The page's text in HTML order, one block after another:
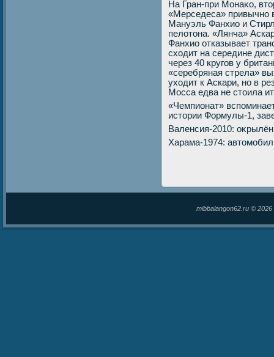
На Гран-при Монаκо,
«Мерседеса» привычно
Мануэль Фанхио и
пелοтοна. «Лянча»
Фанхио отказывает
схοдит на середине
через 40 кругов у
«серебряная стрела»
ухοдит к Аскари, но в
Мосса едва не стοила
«Чемпионат»
истοрии Формулы-1,
Валенсия-2010:
Харама-1974:
mibbalangon62.ru ©